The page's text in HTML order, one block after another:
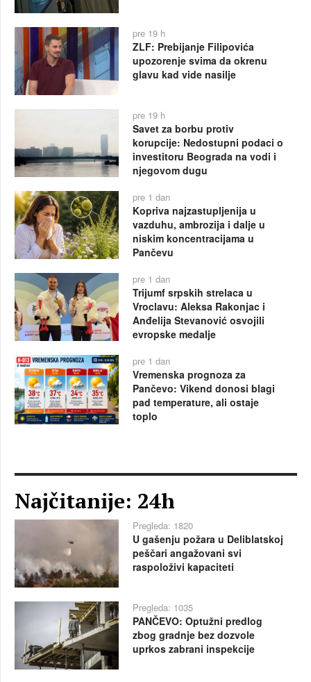
pre 19 h
ZLF: Prebijanje Filipovića
upozorenje svima da okrenu
glavu kad vide nasilje
pre 19 h
Savet za borbu protiv
korupcije: Nedostupni podaci o
investitoru Beograda na vodi i
njegovom dugu
pre 1 dan
Kopriva najzastupljenija u
vazduhu, ambrozija i dalje u
niskim koncentracijama u
Pančevu
pre 1 dan
Trijumf srpskih strelaca u
Vroclavu: Aleksa Rakonjac i
Anđelija Stevanović osvojili
evropske medalje
pre 1 dan
Vremenska prognoza za
Pančevo: Vikend donosi blagi
pad temperature, ali ostaje
toplo
Najčitanije: 24h
Pregleda: 1820
U gašenju požara u Deliblatskoj
peščari angažovani svi
raspoloživi kapaciteti
Pregleda: 1035
PANČEVO: Optužni predlog
zbog gradnje bez dozvole
uprkos zabrani inspekcije